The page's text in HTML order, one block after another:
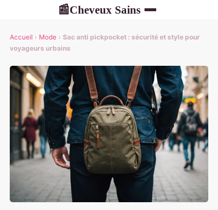
📰Cheveux Sains
Accueil › Mode › Sac anti pickpocket : sécurité et style pour
voyageurs urbains